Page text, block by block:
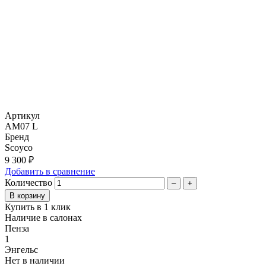
Артикул
AM07 L
Бренд
Scoyco
9 300 ₽
Добавить в сравнение
Количество
– +
Купить в 1 клик
Наличие в салонах
Пенза
1
Энгельс
Нет в наличии